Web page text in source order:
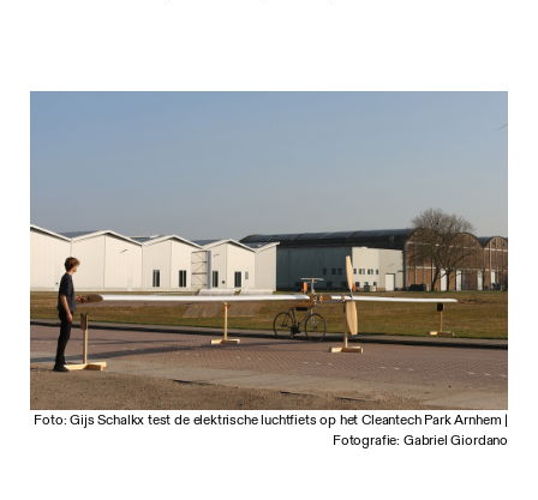
Foto: Gijs Schalkx test de elektrische luchtfiets op het Cleantech Park Arnhem |
Fotografie: Gabriel Giordano